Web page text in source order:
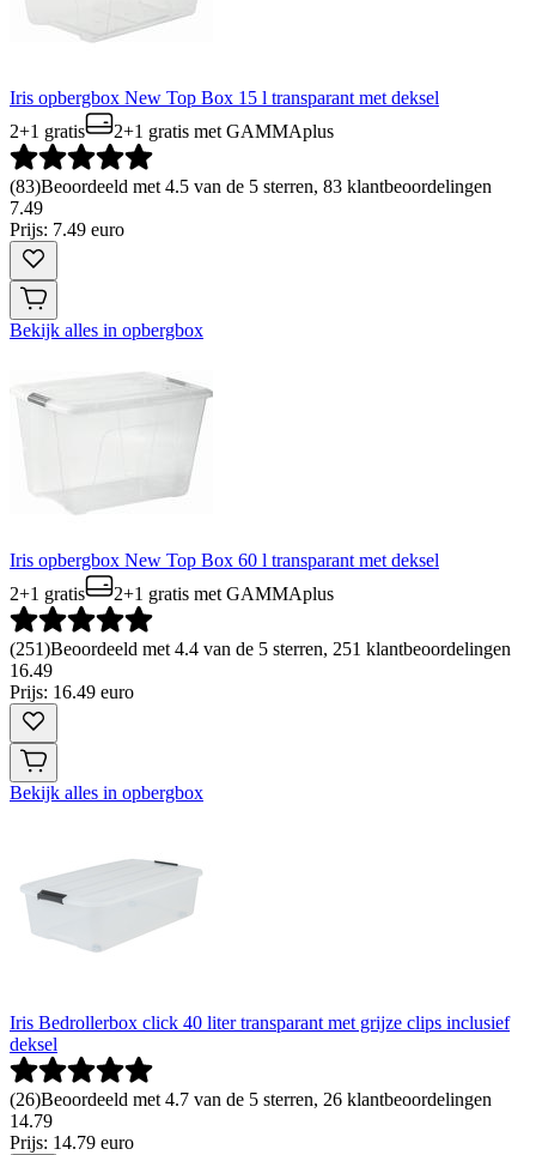
Iris opbergbox New Top Box 15 l transparant met deksel
2+1 gratis
2+1 gratis met GAMMAplus
(83)Beoordeeld met 4.5 van de 5 sterren, 83 klantbeoordelingen
7.49
Prijs: 7.49 euro
Bekijk alles in opbergbox
Iris opbergbox New Top Box 60 l transparant met deksel
2+1 gratis
2+1 gratis met GAMMAplus
(251)Beoordeeld met 4.4 van de 5 sterren, 251 klantbeoordelingen
16.49
Prijs: 16.49 euro
Bekijk alles in opbergbox
Iris Bedrollerbox click 40 liter transparant met grijze clips inclusief
deksel
(26)Beoordeeld met 4.7 van de 5 sterren, 26 klantbeoordelingen
14.79
Prijs: 14.79 euro